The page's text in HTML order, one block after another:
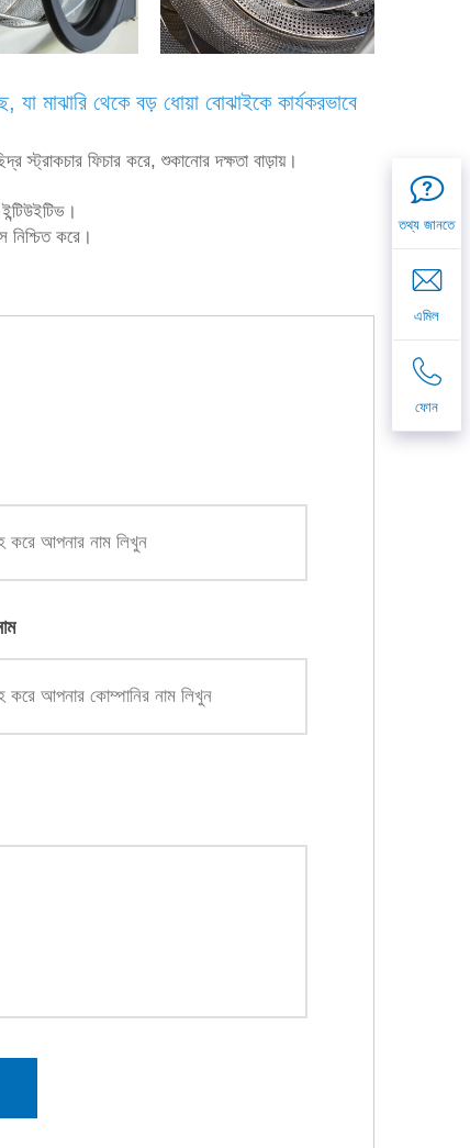
যা মাঝারি থেকে বড় ধোয়া বোঝাইকে কার্যকরভাবে
স্ট্রাকচার ফিচার করে, শুকানোর দক্ষতা বাড়ায়।
নিশ্চিত করে।
তথ্য জানতে
এমিল
ফোন